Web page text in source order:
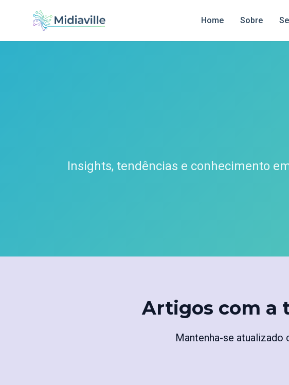
Home Sobre
Insights, tendências e conhecimento
Artigos com a
Mantenha-se